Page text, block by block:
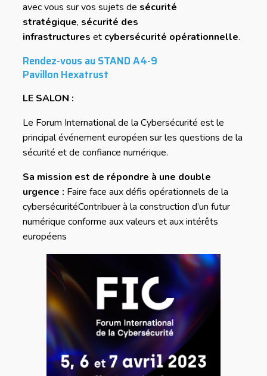
avec vous sur vos sujets de sécurité
stratégique, sécurité des
infrastructures et cybersécurité opérationnelle.
Rendez-vous au STAND A4-9
Pavillon Hexatrust
LE SALON :
Le Forum International de la Cybersécurité est le
principal événement européen sur les questions de la
sécurité et de confiance numérique.
Sa mission est de répondre à une double
urgence : Faire face aux défis opérationnels de la
cybersécuritéContribuer à la construction d’un futur
numérique conforme aux valeurs et aux intérêts
européens